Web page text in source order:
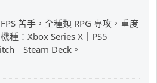
苦手，全種類 RPG 專攻，重度
種：Xbox Series X｜PS5｜
｜Steam Deck。